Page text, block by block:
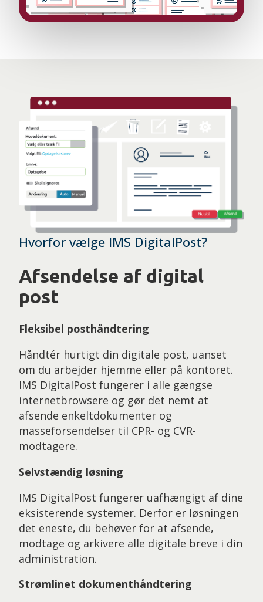
Hvorfor vælge IMS DigitalPost?
Afsendelse af digital
post
Fleksibel posthåndtering
Håndtér hurtigt din digitale post, uanset
om du arbejder hjemme eller på kontoret.
IMS DigitalPost fungerer i alle gængse
internetbrowsere og gør det nemt at
afsende enkeltdokumenter og
masseforsendelser til CPR- og CVR-
modtagere.
Selvstændig løsning
IMS DigitalPost fungerer uafhængigt af dine
eksisterende systemer. Derfor er løsningen
det eneste, du behøver for at afsende,
modtage og arkivere alle digitale breve i din
administration.
Strømlinet dokumenthåndtering